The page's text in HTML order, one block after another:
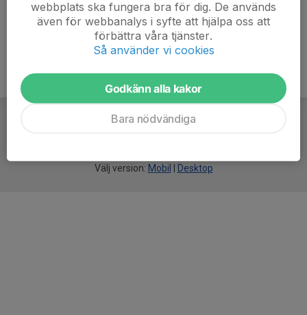
Välj version: Mobil Desktop
webbplats ska fungera bra för dig. De används
även för webbanalys i syfte att hjälpa oss att
förbättra våra tjänster.
Så använder vi cookies
Godkänn alla kakor
Bara nödvändiga